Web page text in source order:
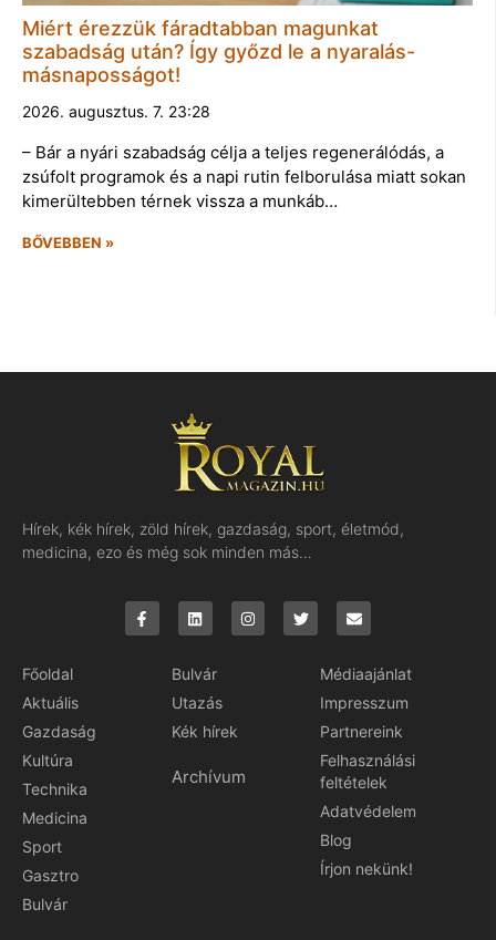
Miért érezzük fáradtabban magunkat
szabadság után? Így győzd le a nyaralás-
másnaposságot!
2026. augusztus. 7. 23:28
– Bár a nyári szabadság célja a teljes regenerálódás, a
zsúfolt programok és a napi rutin felborulása miatt sokan
kimerültebben térnek vissza a munkáb…
BŐVEBBEN »
Hírek, kék hírek, zöld hírek, gazdaság, sport, életmód,
medicina, ezo és még sok minden más…
Főoldal
Aktuális
Gazdaság
Kultúra
Technika
Medicina
Sport
Gasztro
Bulvár
Bulvár
Utazás
Kék hírek
Archívum
Médiaajánlat
Impresszum
Partnereink
Felhasználási
feltételek
Adatvédelem
Blog
Írjon nekünk!